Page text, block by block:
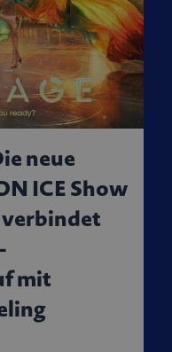
neue
ICE Show
mit